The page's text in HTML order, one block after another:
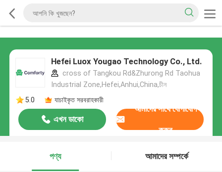
Hefei Luox Yougao Technology Co., Ltd.
cross of Tangkou Rd&Zhurong Rd Taohua
Industrial Zone,Hefei,Anhui,China,চীন
5.0
যাচাইকৃত সরবরাহকারী
এখন ডাকো
আমাদের সাথে যোগাযোগ
করুন
পণ্য আমাদের সম্পর্কে